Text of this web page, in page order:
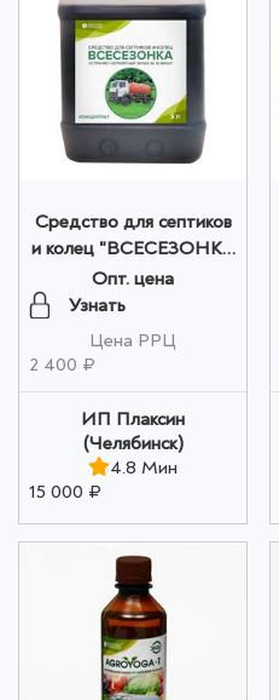
Средство для септиков
и колец "ВСЕСЕЗОНКА
- концентрат - СК№3" 5
литра оптом
Опт. цена
Узнать
Цена РРЦ
2 400 ₽
ИП Плаксин
(Челябинск)
4.8 Мин
15 000 ₽